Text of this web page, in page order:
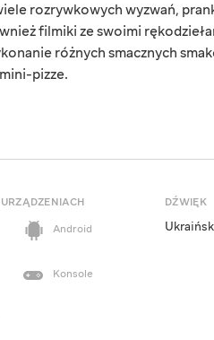
rozrywkowych wyzwań,
filmiki ze swoimi
różnych smacznych
pizze.
Android
Konsole
DŹWIĘK